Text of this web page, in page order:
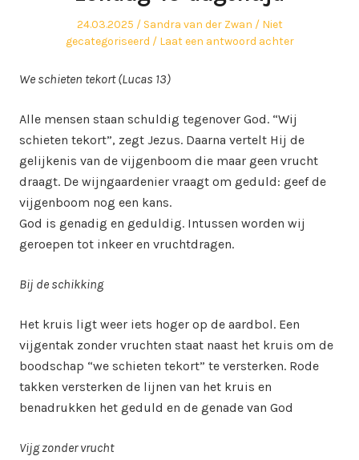
Geplaatst
op
24.03.2025 Auteur
Sandra van der Zwan
Geplaatst
in
Niet
gecategoriseerd
Laat een antwoord achter
We schieten tekort (Lucas 13)
Alle mensen staan schuldig tegenover God. “Wij
schieten tekort”, zegt Jezus. Daarna vertelt Hij de
gelijkenis van de vijgenboom die maar geen vrucht
draagt. De wijngaardenier vraagt om geduld: geef de
vijgenboom nog een kans.
God is genadig en geduldig. Intussen worden wij
geroepen tot inkeer en vruchtdragen.
Bij de schikking
Het kruis ligt weer iets hoger op de aardbol. Een
vijgentak zonder vruchten staat naast het kruis om de
boodschap “we schieten tekort” te versterken. Rode
takken versterken de lijnen van het kruis en
benadrukken het geduld en de genade van God
Vijg zonder vrucht